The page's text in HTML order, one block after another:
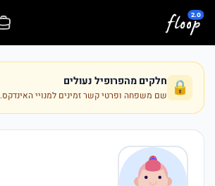
דלג לתוכן המרכזי
🔒 חלקים מהפרופיל נעולים
שם משפחה ופרטי קשר זמינים למנויי האינדקס.